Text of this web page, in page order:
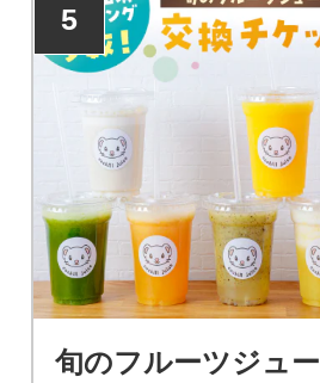
5
旬のフルーツジュー